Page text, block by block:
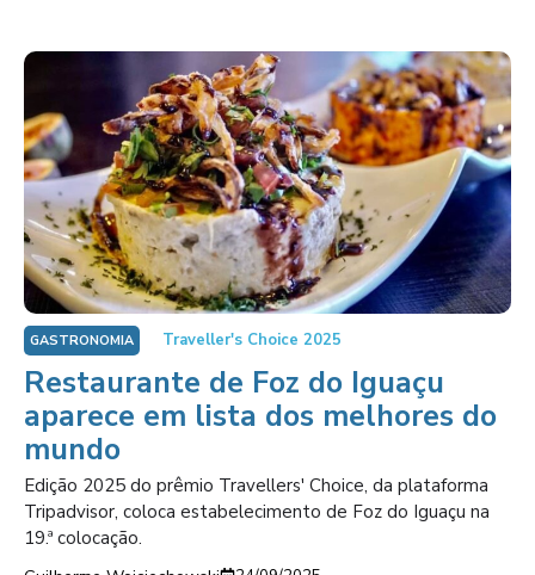
GASTRONOMIA Traveller's Choice 2025
Restaurante de Foz do Iguaçu
aparece em lista dos melhores do
mundo
Edição 2025 do prêmio Travellers' Choice, da plataforma
Tripadvisor, coloca estabelecimento de Foz do Iguaçu na
19.ª colocação.